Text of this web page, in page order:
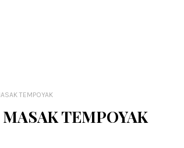
TEMPOYAK
TEMPOYAK